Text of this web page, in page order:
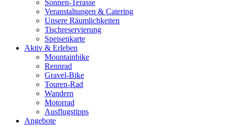
Sonnen-Terasse
Veranstaltungen & Catering
Unsere Räumlichkeiten
Tischreservierung
Speisenkarte
Aktiv & Erleben
Mountainbike
Rennrad
Gravel-Bike
Touren-Rad
Wandern
Motorrad
Ausflugstipps
Angebote